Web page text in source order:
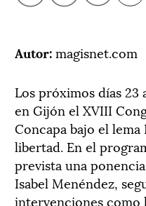
Autor:magisnet.com
Los próximos días 23
en Gijón el XVIII
Concapa bajo el lema
libertad. En el
prevista una
Isabel Menéndez,
intervenciones como